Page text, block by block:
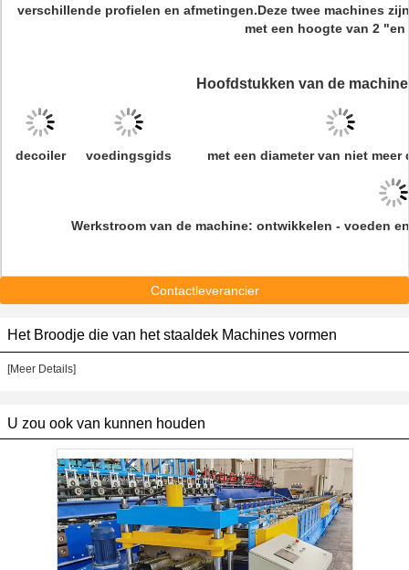
verschillende profielen en afmetingen.Deze twee machines
met een hoogte van 2 "en
Hoofdstukken van de
decoiler voedingsgids met een diameter van niet meer
Werkstroom van de machine: ontwikkelen - voeden
Contactleverancier
Het Broodje die van het staaldek Machines vormen
[Meer Details]
U zou ook van kunnen houden